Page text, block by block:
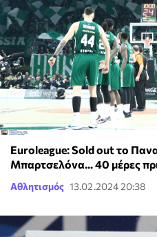
Euroleague: Sold out το
Μπαρτσελόνα... 40 μέρες
Αθλητισμός 13.02.2024 20:38